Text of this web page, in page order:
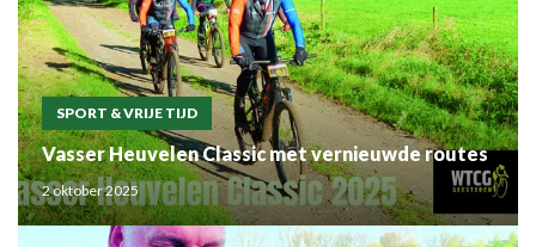
SPORT & VRIJE TIJD
Vasser Heuvelen Classic met vernieuwde routes
2 oktober 2025